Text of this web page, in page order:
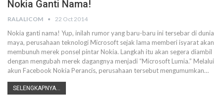
Nokia Ganti Nama!
RALALICOM 22 Oct 2014
Nokia ganti nama! Yup, inilah rumor yang baru-baru ini tersebar di dunia
maya, perusahaan teknologi Microsoft sejak lama memberi isyarat akan
membunuh merek ponsel pintar Nokia. Langkah itu akan segera diambil
dengan mengubah merek dagangnya menjadi “Microsoft Lumia.” Melalui
akun Facebook Nokia Perancis, perusahaan tersebut mengumumkan…
SELENGKAPNYA...